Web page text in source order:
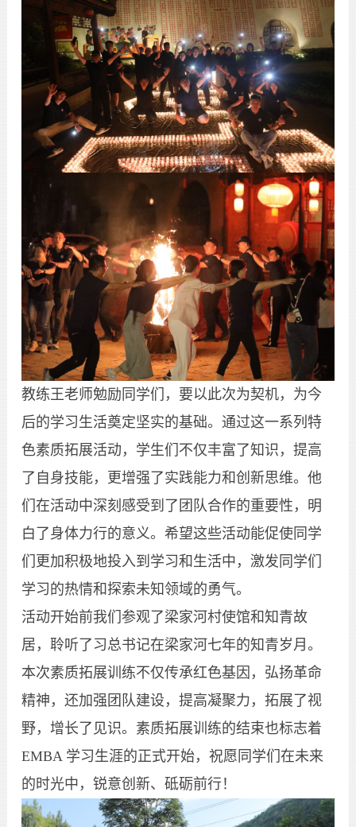
教练王老师勉励同学们，要以此次为契机，为今
后的学习生活奠定坚实的基础。通过这一系列特
色素质拓展活动，学生们不仅丰富了知识，提高
了自身技能，更增强了实践能力和创新思维。他
们在活动中深刻感受到了团队合作的重要性，明
白了身体力行的意义。希望这些活动能促使同学
们更加积极地投入到学习和生活中，激发同学们
学习的热情和探索未知领域的勇气。
活动开始前我们参观了梁家河村使馆和知青故
居，聆听了习总书记在梁家河七年的知青岁月。
本次素质拓展训练不仅传承红色基因，弘扬革命
精神，还加强团队建设，提高凝聚力，拓展了视
野，增长了见识。素质拓展训练的结束也标志着
EMBA 学习生涯的正式开始，祝愿同学们在未来
的时光中，锐意创新、砥砺前行！